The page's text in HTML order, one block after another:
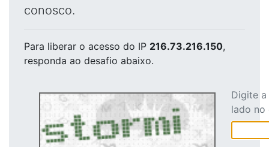
conosco.
Para liberar o acesso do IP 216.73.216.150,
responda ao desafio abaixo.
Digite
lado no